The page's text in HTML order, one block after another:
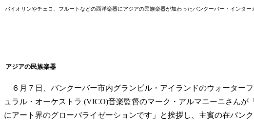
バイオリンやチェロ、フルートなどの西洋楽器にアジアの民族楽器が加わったバンクーバー・インタ
アジアの民族楽器
６月７日、バンクーバー市内グランビル・アイランドのウォーター
ュラル・オーケストラ (VICO)音楽監督のマーク・アルマニーニさん
にアート界のグローバライゼーションです」と挨拶し、主賓の在バン